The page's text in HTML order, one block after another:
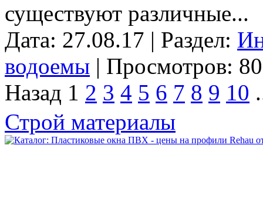
существуют различные...
Дата: 27.08.17 | Раздел:
водоемы | Просмотров:
Назад 1 2 3 4 5 6 7 8 9 10
Строй материалы